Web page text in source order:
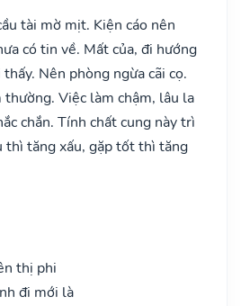
tài mờ mịt. Kiện cáo nên
có tin về. Mất của, đi hướng
Nên phòng ngừa cãi cọ.
Việc làm chậm, lâu la
chắn. Tính chất cung này trì
thì tăng xấu, gặp tốt thì tăng
thị phi
đi mới là